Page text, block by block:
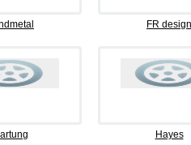
FR design
Hayes